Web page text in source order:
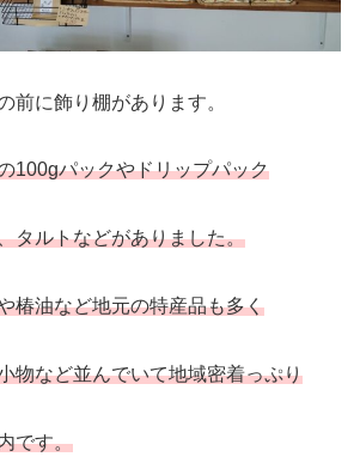
前に飾り棚があります。
100gパックやドリップパック
タルトなどがありました。
椿油など地元の特産品も多く
物など並んでいて地域密着っぷり
です。